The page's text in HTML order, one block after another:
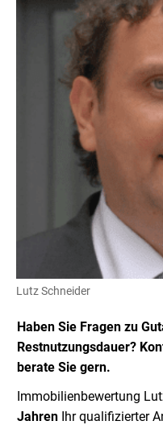
Lutz Schneider
Haben Sie Fragen zu
Restnutzungsdauer?
berate Sie gern.
Immobilienbewertung
Jahren Ihr qualifizierter